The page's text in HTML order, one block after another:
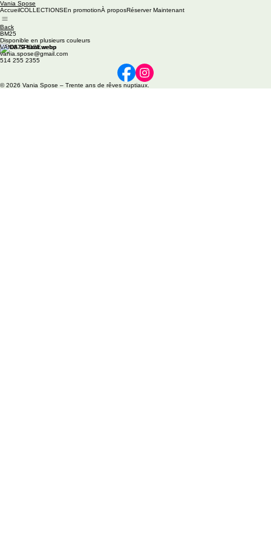
Vania Spose
AccueilCOLLECTIONSEn promotionÀ proposRéserver Maintenant
Back
BM25
Disponible en plusieurs couleurs
VANIA SPOSE
vania.spose@gmail.com
514 255 2355
© 2026 Vania Spose – Trente ans de rêves nuptiaux.